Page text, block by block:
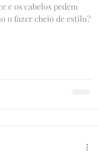
e os cabelos pedem
o fazer cheio de estilo?